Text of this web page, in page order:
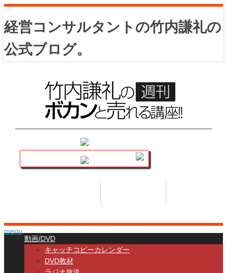
経営コンサルタントの竹内謙礼の
公式ブログ。
menu
動画/DVD
キャッチコピーカレンダー
DVD教材